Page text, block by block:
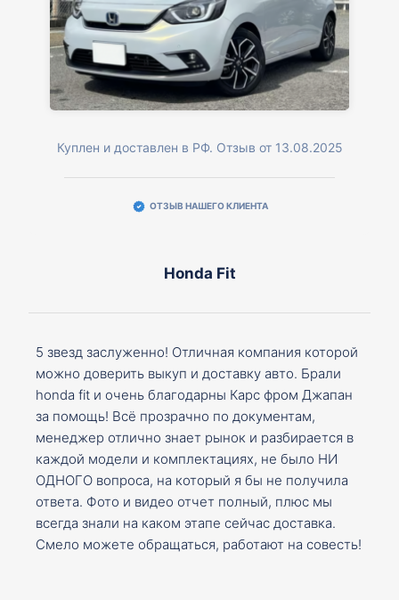
Куплен и доставлен в РФ. Отзыв от 13.08.2025
ОТЗЫВ НАШЕГО КЛИЕНТА
Honda Fit
5 звезд заслуженно! Отличная компания которой
можно доверить выкуп и доставку авто. Брали
honda fit и очень благодарны Карс фром Джапан
за помощь! Всё прозрачно по документам,
менеджер отлично знает рынок и разбирается в
каждой модели и комплектациях, не было НИ
ОДНОГО вопроса, на который я бы не получила
ответа. Фото и видео отчет полный, плюс мы
всегда знали на каком этапе сейчас доставка.
Смело можете обращаться, работают на совесть!